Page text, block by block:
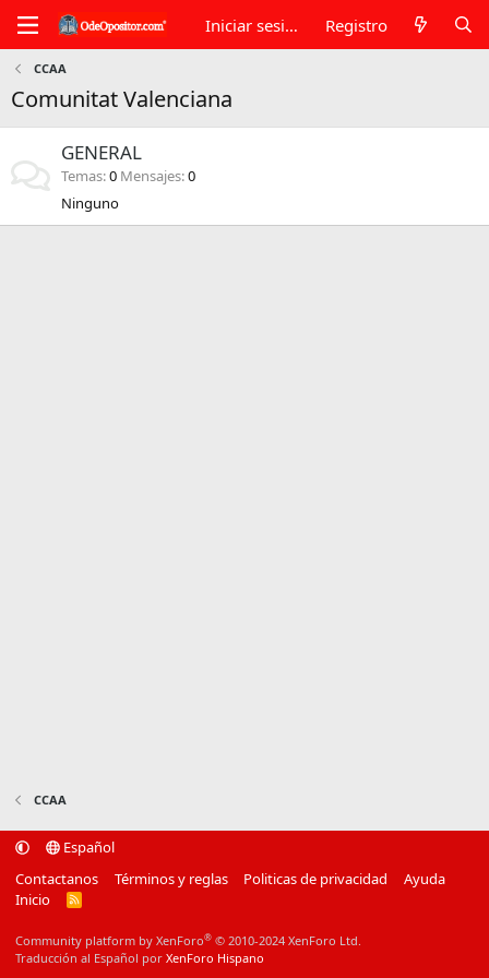
Iniciar sesión Registro
CCAA
Comunitat Valenciana
GENERAL
Temas 0 Mensajes 0
Ninguno
CCAA
Español
Contactanos
Términos y reglas Politicas de privacidad
Ayuda
Inicio
R
Community platform by XenForo® © 2010-2024 XenForo Ltd.
Traducción al Español por XenForo Hispano